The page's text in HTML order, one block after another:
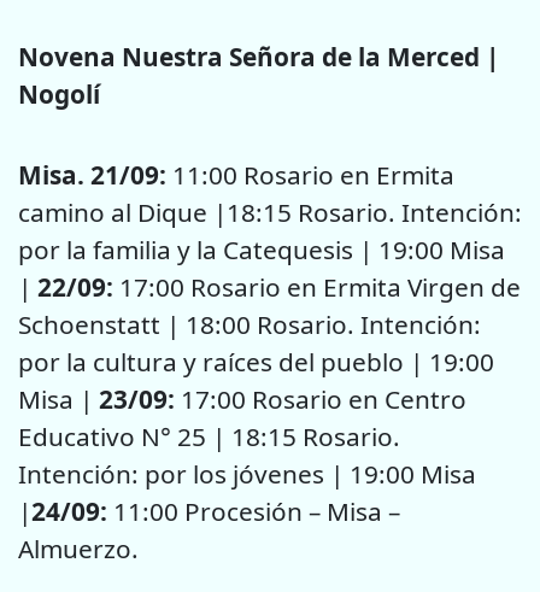
Novena Nuestra Señora de la Merced |
Nogolí
Misa. 21/09: 11:00 Rosario en Ermita
camino al Dique |18:15 Rosario. Intención:
por la familia y la Catequesis | 19:00 Misa
| 22/09: 17:00 Rosario en Ermita Virgen de
Schoenstatt | 18:00 Rosario. Intención:
por la cultura y raíces del pueblo | 19:00
Misa | 23/09: 17:00 Rosario en Centro
Educativo N° 25 | 18:15 Rosario.
Intención: por los jóvenes | 19:00 Misa
|24/09: 11:00 Procesión – Misa –
Almuerzo.